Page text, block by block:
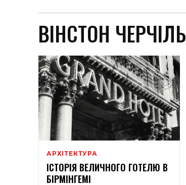
ВІНСТОН ЧЕРЧІЛЬ
АРХІТЕКТУРА
ІСТОРІЯ ВЕЛИЧНОГО ГОТЕЛЮ В
БІРМІНГЕМІ